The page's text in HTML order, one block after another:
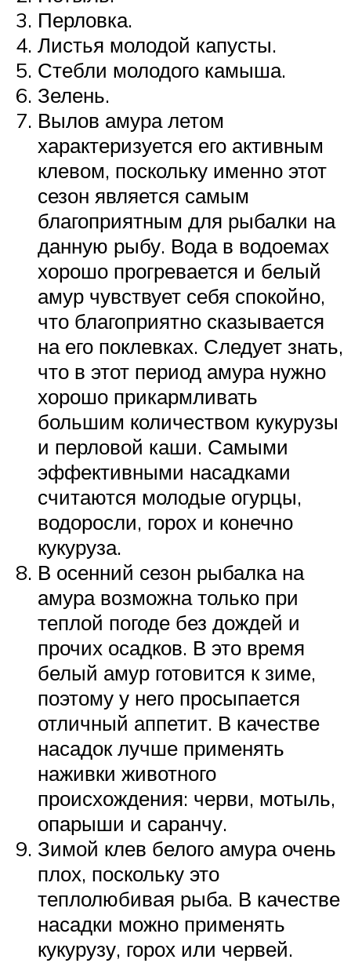
Перловка.
Листья молодой капусты.
Стебли молодого камыша.
Зелень.
Вылов амура летом
характеризуется его активным
клевом, поскольку именно этот
сезон является самым
благоприятным для рыбалки на
данную рыбу. Вода в водоемах
хорошо прогревается и белый
амур чувствует себя спокойно,
что благоприятно сказывается
на его поклевках. Следует знать,
что в этот период амура нужно
хорошо прикармливать
большим количеством кукурузы
и перловой каши. Самыми
эффективными насадками
считаются молодые огурцы,
водоросли, горох и конечно
кукуруза.
В осенний сезон рыбалка на
амура возможна только при
теплой погоде без дождей и
прочих осадков. В это время
белый амур готовится к зиме,
поэтому у него просыпается
отличный аппетит. В качестве
насадок лучше применять
наживки животного
происхождения: черви, мотыль,
опарыши и саранчу.
Зимой клев белого амура очень
плох, поскольку это
теплолюбивая рыба. В качестве
насадки можно применять
кукурузу, горох или червей.